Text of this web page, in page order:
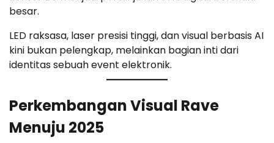
besar.
LED raksasa, laser presisi tinggi, dan visual berbasis AI
kini bukan pelengkap, melainkan bagian inti dari
identitas sebuah event elektronik.
Perkembangan Visual Rave
Menuju 2025